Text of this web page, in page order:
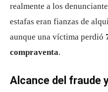
realmente a los
estafas eran fianzas de
aunque una víctima perdió
compraventa.
Alcance del fraude